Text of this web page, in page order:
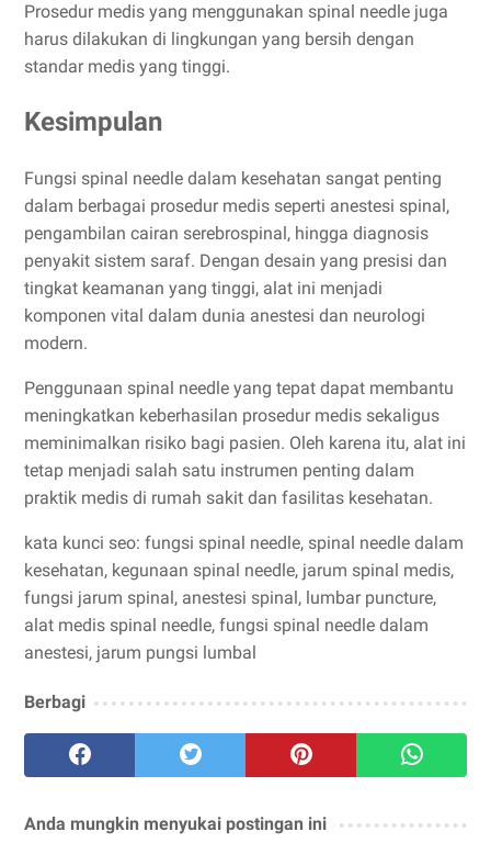
Prosedur medis yang menggunakan spinal needle juga
harus dilakukan di lingkungan yang bersih dengan
standar medis yang tinggi.
Kesimpulan
Fungsi spinal needle dalam kesehatan sangat penting
dalam berbagai prosedur medis seperti anestesi spinal,
pengambilan cairan serebrospinal, hingga diagnosis
penyakit sistem saraf. Dengan desain yang presisi dan
tingkat keamanan yang tinggi, alat ini menjadi
komponen vital dalam dunia anestesi dan neurologi
modern.
Penggunaan spinal needle yang tepat dapat membantu
meningkatkan keberhasilan prosedur medis sekaligus
meminimalkan risiko bagi pasien. Oleh karena itu, alat ini
tetap menjadi salah satu instrumen penting dalam
praktik medis di rumah sakit dan fasilitas kesehatan.
kata kunci seo: fungsi spinal needle, spinal needle dalam
kesehatan, kegunaan spinal needle, jarum spinal medis,
fungsi jarum spinal, anestesi spinal, lumbar puncture,
alat medis spinal needle, fungsi spinal needle dalam
anestesi, jarum pungsi lumbal
Berbagi
Anda mungkin menyukai postingan ini